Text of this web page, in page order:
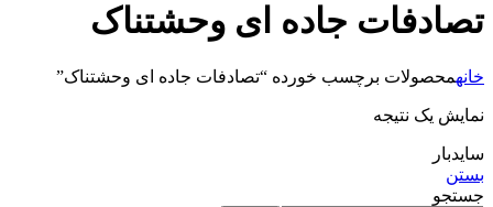
تصادفات جاده ای وحشتناک
خانهمحصولات برچسب خورده “تصادفات جاده ای وحشتناک”
نمایش یک نتیجه
سایدبار
بستن
جستجو